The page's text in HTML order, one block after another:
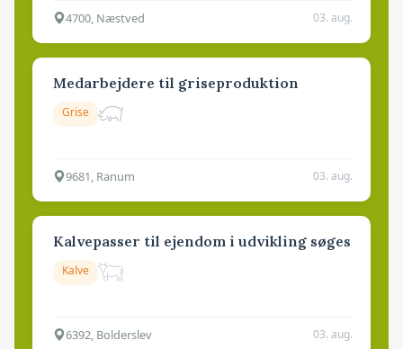
4700, Næstved 03. aug.
Medarbejdere til griseproduktion
Grise
9681, Ranum 03. aug.
Kalvepasser til ejendom i udvikling søges
Kalve
6392, Bolderslev 03. aug.